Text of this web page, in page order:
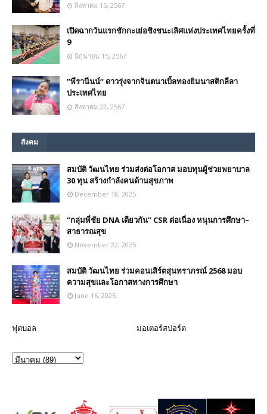
สิงหาคม 15, 2567
เปิดฉากวันแรกชักกะเย่อชิงชนะเลิศแห่งประเทศไทยครั้งที่
9
มิถุนายน 15, 2567
”พีรานีนน์“​ ดาวรุ่งจากจินตนาเบิ้ลทองยิมนาสติกลีลา
ประเทศไทย
สิงหาคม 22, 2567
สังคม
สมบัติ วัฒนไทย ร่วมส่งต่อโอกาส มอบทุนผู้ช่วยพยาบาล
30 ทุน สร้างกำลังคนด้านสุขภาพ
December 18, 2025
“กลุ่มพี่ชัย DNA เดียวกัน” CSR ต่อเนื่อง หนุนการศึกษา–
สาธารณสุข
November 22, 2025
สมบัติ วัฒนไทย ร่วมคอนเสิร์ตสุนทราภรณ์ 2568 มอบ
ความสุขและโอกาสทางการศึกษา
June 16, 2025
ฟุตบอล มอเตอร์สปอร์ต